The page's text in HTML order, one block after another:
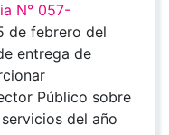
N° 057-
de febrero del
entrega de
Público sobre
del año